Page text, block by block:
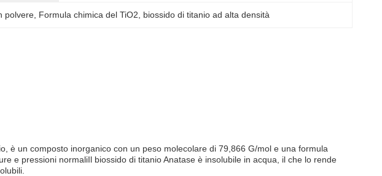
polvere Formula chimica del TiO2 biossido di titanio ad alta densità
è un composto inorganico con un peso molecolare di 79,866 G/mol e una formula
e pressioni normaliIl biossido di titanio Anatase è insolubile in acqua, il che lo rende